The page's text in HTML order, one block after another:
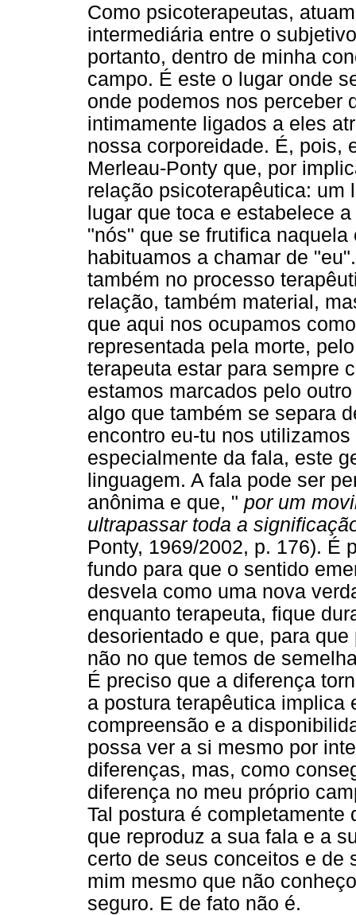
Como psicoterapeutas,
intermediária entre o
portanto, dentro de minha
campo. É este o lugar onde
onde podemos nos perceber
intimamente ligados a eles
nossa corporeidade. É, pois,
Merleau-Ponty que, por
relação psicoterapêutica: um
lugar que toca e estabelece
"nós" que se frutifica
habituamos a chamar de
também no processo
relação, também material,
que aqui nos ocupamos
representada pela morte,
terapeuta estar para sempre
estamos marcados pelo
algo que também se separa
encontro eu-tu nos
especialmente da fala, este
linguagem. A fala pode ser
anônima e que, " por um
ultrapassar toda a
Ponty, 1969/2002, p. 176). É
fundo para que o sentido
desvela como uma nova
enquanto terapeuta, fique
desorientado e que, para
não no que temos de
É preciso que a diferença
a postura terapêutica implica
compreensão e a
possa ver a si mesmo por
diferenças, mas, como
diferença no meu próprio
Tal postura é completamente
que reproduz a sua fala e a
certo de seus conceitos e de
mim mesmo que não
seguro. E de fato não é.